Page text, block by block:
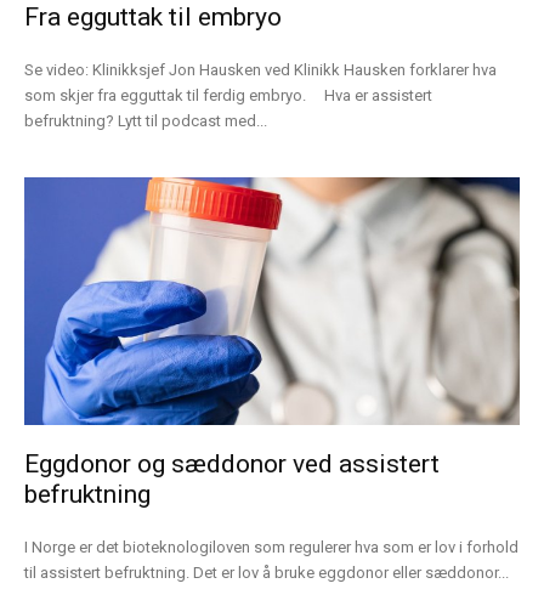
Fra egguttak til embryo
Se video: Klinikksjef Jon Hausken ved Klinikk Hausken forklarer hva
som skjer fra egguttak til ferdig embryo. Hva er assistert
befruktning? Lytt til podcast med...
Eggdonor og sæddonor ved assistert
befruktning
I Norge er det bioteknologiloven som regulerer hva som er lov i forhold
til assistert befruktning. Det er lov å bruke eggdonor eller sæddonor...